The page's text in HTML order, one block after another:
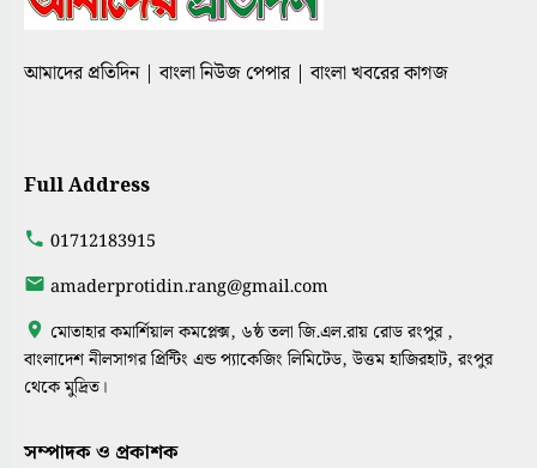
আমাদের প্রতিদিন | বাংলা নিউজ পেপার | বাংলা খবরের কাগজ
Full Address
01712183915
amaderprotidin.rang@gmail.com
মোতাহার কমার্শিয়াল কমপ্লেক্স, ৬ষ্ঠ তলা জি.এল.রায় রোড রংপুর ,
বাংলাদেশ নীলসাগর প্রিন্টিং এন্ড প্যাকেজিং লিমিটেড, উত্তম হাজিরহাট, রংপুর
থেকে মুদ্রিত।
সম্পাদক ও প্রকাশক